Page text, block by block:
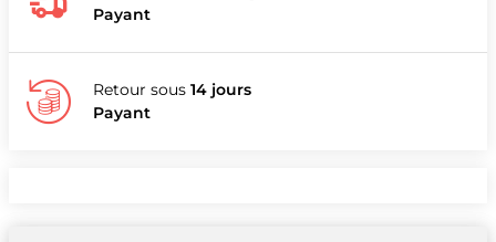
Payant
Retour sous 14 jours
Payant